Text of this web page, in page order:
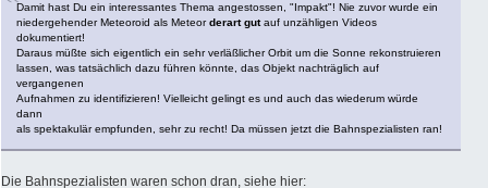
Damit hast Du ein interessantes Thema angestossen, "Impakt"! Nie zuvor wurde ein
niedergehender Meteoroid als Meteorderart gutauf unzähligen Videos
dokumentiert!
Daraus müßte sich eigentlich ein sehr verläßlicher Orbit um die Sonne rekonstruieren
lassen, was tatsächlich dazu führen könnte, das Objekt nachträglich auf
vergangenen
Aufnahmen zu identifizieren! Vielleicht gelingt es und auch das wiederum würde
dann
als spektakulär empfunden, sehr zu recht! Da müssen jetzt die Bahnspezialisten ran!
Die Bahnspezialisten waren schon dran, siehe hier: